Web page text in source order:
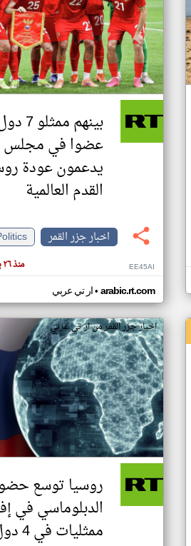
عضوا في مجلس
يدعمون عودة
القدم العالمية
اخبار جزر القمر
منذ ٢٦ يوم EE45AI
ار تي عربي• arabic.rt.com
اخبار جزر القمر من ار تي عربي
روسيا توسع
الدبلوماسي في
ممثليات في 4 دول جديدة